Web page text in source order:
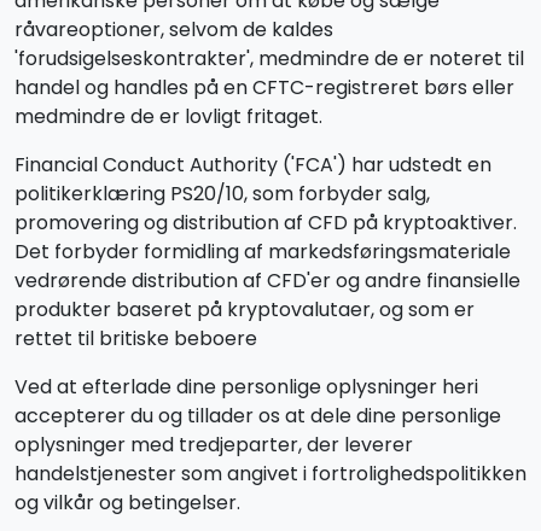
råvareoptioner, selvom de kaldes
'forudsigelseskontrakter', medmindre de er noteret til
handel og handles på en CFTC-registreret børs eller
medmindre de er lovligt fritaget.
Financial Conduct Authority ('FCA') har udstedt en
politikerklæring PS20/10, som forbyder salg,
promovering og distribution af CFD på kryptoaktiver.
Det forbyder formidling af markedsføringsmateriale
vedrørende distribution af CFD'er og andre finansielle
produkter baseret på kryptovalutaer, og som er
rettet til britiske beboere
Ved at efterlade dine personlige oplysninger heri
accepterer du og tillader os at dele dine personlige
oplysninger med tredjeparter, der leverer
handelstjenester som angivet i fortrolighedspolitikken
og vilkår og betingelser.